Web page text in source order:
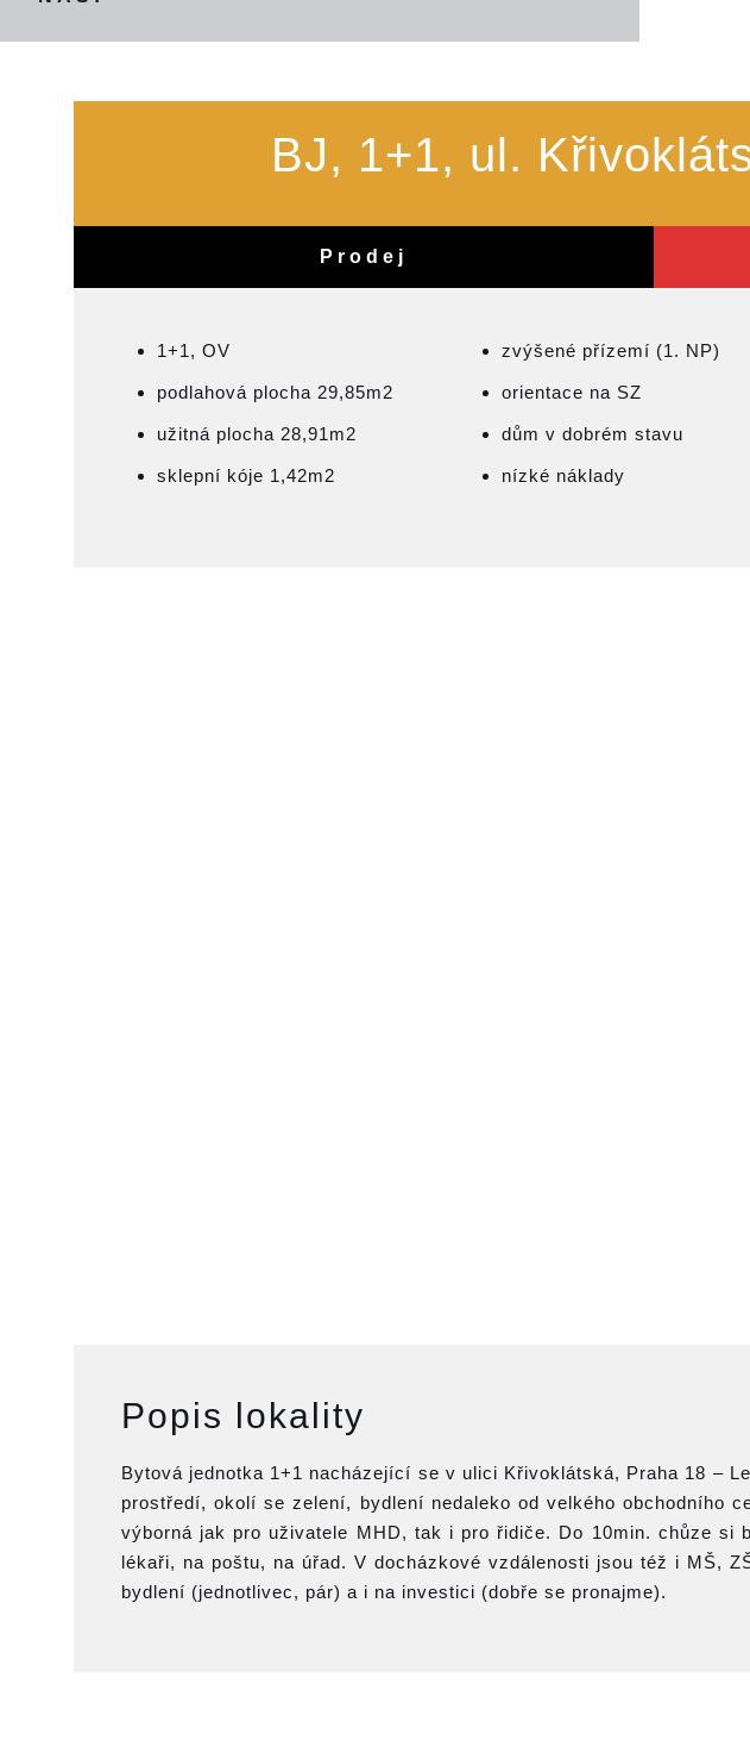
BJ, 1+1, ul.
Prodej
1+1, OV
podlahová plocha 29,85m2
užitná plocha 28,91m2
sklepní kóje 1,42m2
zvýšené přízemí (1. NP)
orientace na SZ
dům v dobrém stavu
nízké náklady
Popis lokality
Bytová jednotka 1+1 nacházející se v ulici Křivoklátská, Praha 18 –
prostředí, okolí se zelení, bydlení nedaleko od velkého obchodního
výborná jak pro uživatele MHD, tak i pro řidiče. Do 10min. chůze si
lékaři, na poštu, na úřad. V docházkové vzdálenosti jsou též i MŠ,
bydlení (jednotlivec, pár) a i na investici (dobře se pronajme).